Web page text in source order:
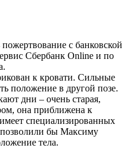
с банковской
Сбербанк Online и по
к кровати. Сильные
положение в другой позе.
дни – очень старая,
она приближена к
специализированных
бы Максиму
тела.